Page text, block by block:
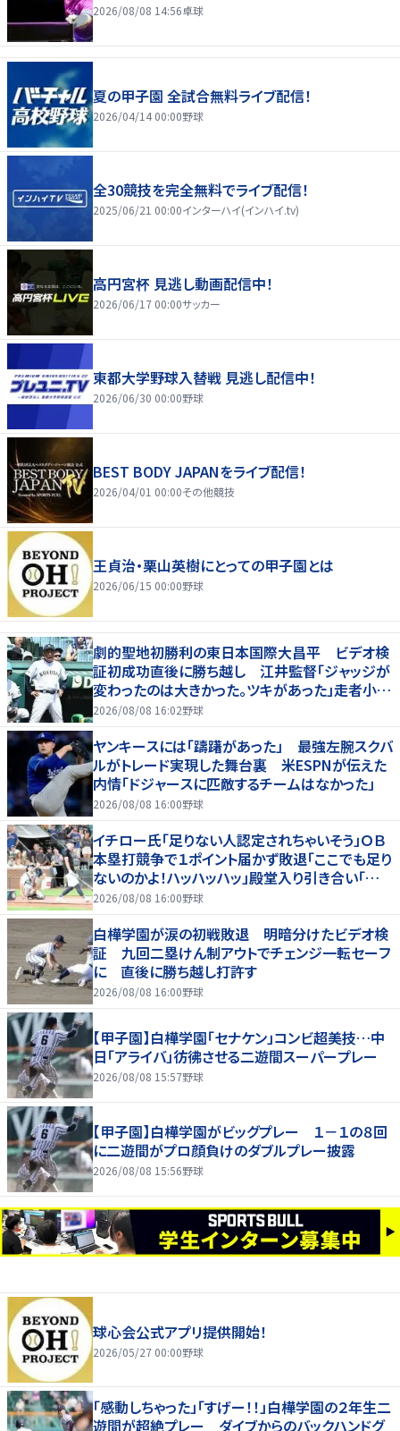
2026/08/08 14:56卓球
夏の甲子園 全試合無料ライブ配信！
2026/04/14 00:00野球
全30競技を完全無料でライブ配信！
2025/06/21 00:00インターハイ(インハイ.tv)
高円宮杯 見逃し動画配信中！
2026/06/17 00:00サッカー
東都大学野球入替戦 見逃し配信中！
2026/06/30 00:00野球
BEST BODY JAPANをライブ配信！
2026/04/01 00:00その他競技
王貞治・栗山英樹にとっての甲子園とは
2026/06/15 00:00野球
劇的聖地初勝利の東日本国際大昌平 ビデオ検
証初成功直後に勝ち越し 江井監督「ジャッジが
変わったのは大きかった。ツキがあった」走者小内
は「自信があってセーフになってくれと」
2026/08/08 16:02野球
ヤンキースには「躊躇があった」 最強左腕スクバ
ルがトレード実現した舞台裏 米ESPNが伝えた
内情「ドジャースに匹敵するチームはなかった」
2026/08/08 16:00野球
イチロー氏「足りない人認定されちゃいそう」ＯＢ
本塁打競争で１ポイント届かず敗退「ここでも足り
ないのかよ！ハッハッハッ」殿堂入り引き合い「誰か
に分析してもらわないと」
2026/08/08 16:00野球
白樺学園が涙の初戦敗退 明暗分けたビデオ検
証 九回二塁けん制アウトでチェンジ一転セーフ
に 直後に勝ち越し打許す
2026/08/08 16:00野球
【甲子園】白樺学園「セナケン」コンビ超美技…中
日「アライバ」彷彿させる二遊間スーパープレー
2026/08/08 15:57野球
【甲子園】白樺学園がビッグプレー １－１の８回
に二遊間がプロ顔負けのダブルプレー披露
2026/08/08 15:56野球
球心会公式アプリ提供開始！
2026/05/27 00:00野球
「感動しちゃった」「すげー！！」白樺学園の２年生二
遊間が超絶プレー ダイブからのバックハンドグ